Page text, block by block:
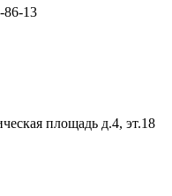
86-13
площадь д.4, эт.18